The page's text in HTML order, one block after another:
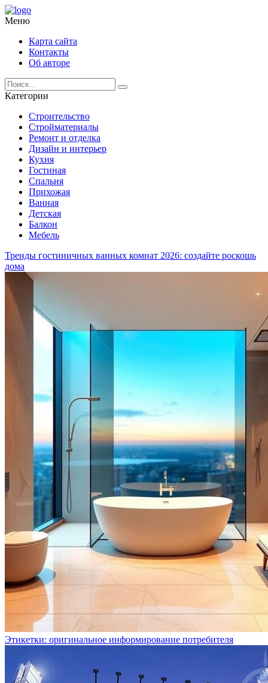
Меню
Карта сайта
Контакты
Об авторе
Категории
Строительство
Стройматериалы
Ремонт и отделка
Дизайн и интерьер
Кухня
Гостиная
Спальня
Прихожая
Ванная
Детская
Балкон
Мебель
Тренды гостиничных ванных комнат 2026: создайте роскошь
дома
Этикетки: оригинальное информирование потребителя